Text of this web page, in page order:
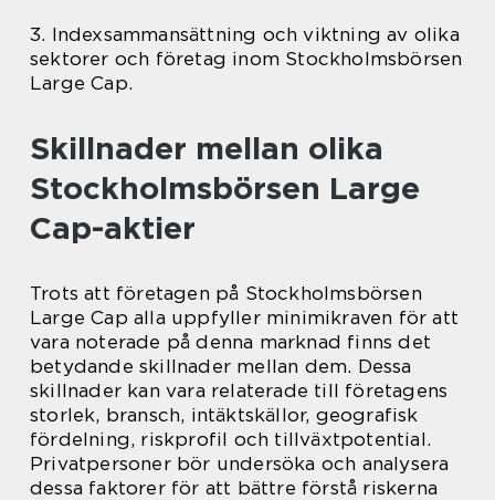
3. Indexsammansättning och viktning av olika
sektorer och företag inom Stockholmsbörsen
Large Cap.
Skillnader mellan olika
Stockholmsbörsen Large
Cap-aktier
Trots att företagen på Stockholmsbörsen
Large Cap alla uppfyller minimikraven för att
vara noterade på denna marknad finns det
betydande skillnader mellan dem. Dessa
skillnader kan vara relaterade till företagens
storlek, bransch, intäktskällor, geografisk
fördelning, riskprofil och tillväxtpotential.
Privatpersoner bör undersöka och analysera
dessa faktorer för att bättre förstå riskerna